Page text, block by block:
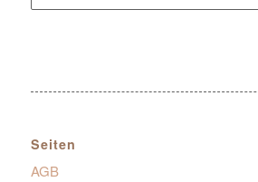
Seiten
AGB